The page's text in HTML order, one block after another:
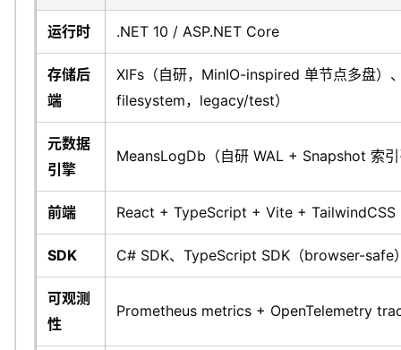
运行时 .NET 10 / ASP.NET Core
存储后
端
XlFs（自研，MinIO-inspired 单节点多盘）
filesystem，legacy/test）
元数据
引擎
MeansLogDb（自研 WAL + Snapshot 索
前端 React + TypeScript + Vite + TailwindCSS
SDK C# SDK、TypeScript SDK（browser-safe
可观测
性
Prometheus metrics + OpenTelemetry